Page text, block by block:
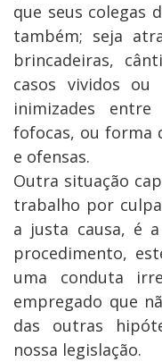
que seus colegas
também; seja
brincadeiras,
casos vividos ou
inimizades
fofocas, ou forma
e ofensas.
Outra situação
trabalho por
a justa causa, é
procedimento,
uma conduta
empregado que
das outras
nossa legislação.